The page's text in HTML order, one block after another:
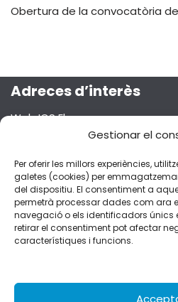
Gestionar el
Per oferir les millors experiències,
galetes (cookies) per
del dispositiu. El consentiment a
permetrà processar dades com ara
navegació o els identificadors únics
retirar el consentiment pot afectar
característiques i funcions.
Obertura de la convocatòria de
Adreces d’interès
Web ICS Ebre
Projecte Emma
Segueix-nos a les
Dades de contacte